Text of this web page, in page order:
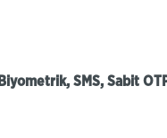
Biyometrik, SMS, Sabit